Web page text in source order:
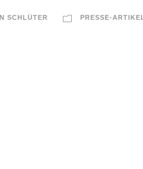
SCHLÜTER PRESSE-ARTIKEL